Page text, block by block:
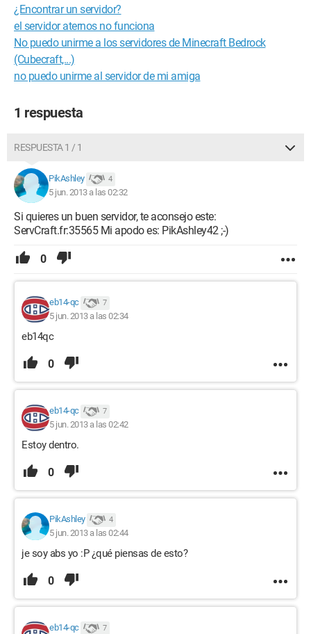
¿Encontrar un servidor?
el servidor aternos no funciona
No puedo unirme a los servidores de Minecraft Bedrock
(Cubecraft,...)
no puedo unirme al servidor de mi amiga
1 respuesta
RESPUESTA 1 / 1
PikAshley 4
5 jun. 2013 a las 02:32
Si quieres un buen servidor, te aconsejo este:
ServCraft.fr:35565 Mi apodo es: PikAshley42 ;-)
0
eb14-qc 7
5 jun. 2013 a las 02:34
eb14qc
0
eb14-qc 7
5 jun. 2013 a las 02:42
Estoy dentro.
0
PikAshley 4
5 jun. 2013 a las 02:44
je soy abs yo :P ¿qué piensas de esto?
0
eb14-qc 7